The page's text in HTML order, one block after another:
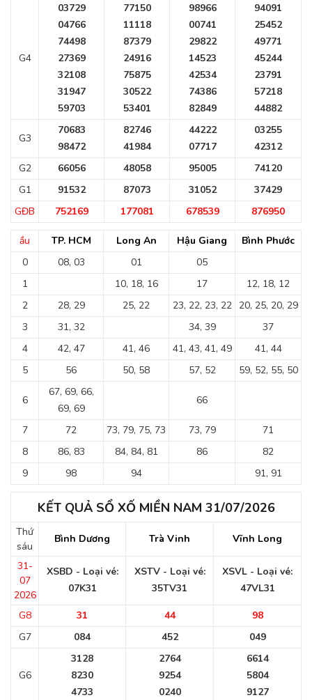
G4
03729
04766
74498
27369
32108
31947
59703
77150
11118
87379
24916
75875
30522
53401
98966
00741
29822
14523
42534
74386
82849
94091
25452
49771
45244
23791
57218
44882
G3
70683
98472
82746
41984
44222
07717
03255
42312
G2
66056 48058 95005
74120
G1
91532 87073 31052
37429
GĐB
752169 177081 678539 876950
ầu TP. HCM Long An Hậu Giang
Bình Phước
0
08, 03 01
05
1
10, 18, 16 17
12, 18, 12
2
28, 29 25, 22 23, 22, 23, 22
20, 25, 20, 29
3
31, 32 34, 39
37
4
42, 47 41, 46 41, 43, 41, 49
41, 44
5
56 50, 58 57, 52 59, 52, 55, 50
6
67, 69, 66,
69, 69
66
7 72 73, 79, 75, 73 73, 79
71
8
86, 83 84, 84, 81 86
82
9
98 94 91, 91
KẾT QUẢ SỔ XỐ MIỀN NAM 31/07/2026
Thứ
sáu
Bình Dương Trà Vinh Vĩnh Long
31-
07
2026
XSBD - Loại vé:
07K31
XSTV - Loại vé:
35TV31
XSVL - Loại vé:
47VL31
G8 31 44
98
G7
084 452 049
G6
3128
8230
4733
2764
9254
0240
6614
5804
9127